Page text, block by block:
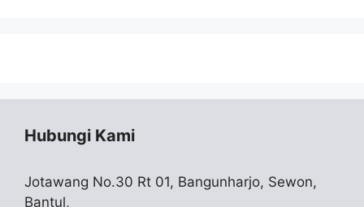
Hubungi Kami
Jotawang No.30 Rt 01, Bangunharjo, Sewon,
Bantul,